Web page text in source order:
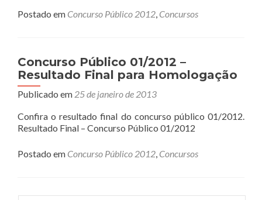
Postado em Concurso Público 2012, Concursos
Concurso Público 01/2012 –
Resultado Final para Homologação
Publicado em 25 de janeiro de 2013
Confira o resultado final do concurso público 01/2012.
Resultado Final – Concurso Público 01/2012
Postado em Concurso Público 2012, Concursos